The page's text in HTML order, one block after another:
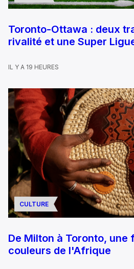
Toronto-Ottawa : deux
rivalité et une Super
IL Y A 19 HEURES
CULTURE
De Milton à Toronto, une
couleurs de l'Afrique